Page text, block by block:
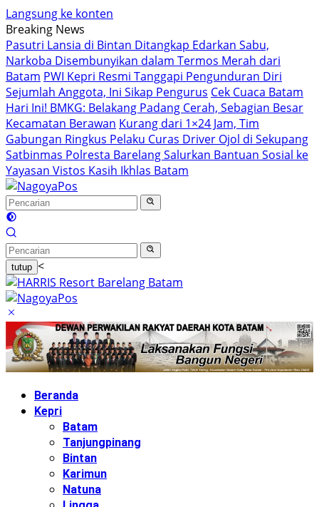
Langsung ke konten
Breaking News
Pasutri Lansia di Bintan Ditangkap Edarkan Sabu,
Narkoba Disembunyikan dalam Termos Merah dari
Batam PWI Kepri Resmi Tanggapi Pengunduran Diri
Sejumlah Anggota, Ini Sikap Pengurus Cek Cuaca Batam
Hari Ini! BMKG: Belakang Padang Cerah, Sebagian Besar
Kecamatan Berawan Kurang dari 1×24 Jam, Tim
Gabungan Ringkus Pelaku Curas Driver Ojol di Sekupang
Satbinmas Polresta Barelang Salurkan Bantuan Sosial ke
Yayasan Vistos Kasih Ikhlas Batam
tutup <
Beranda
Kepri
Batam
Tanjungpinang
Bintan
Karimun
Natuna